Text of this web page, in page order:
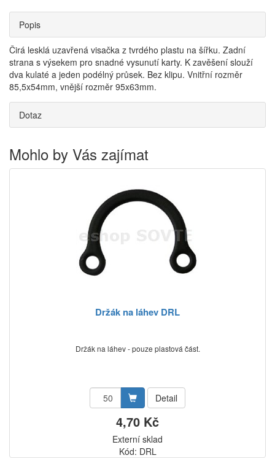
Popis
Čirá lesklá uzavřená visačka z tvrdého plastu na šířku. Zadní
strana s výsekem pro snadné vysunutí karty. K zavěšení slouží
dva kulaté a jeden podélný průsek. Bez klipu. Vnitřní rozměr
85,5x54mm, vnější rozměr 95x63mm.
Dotaz
Mohlo by Vás zajímat
Držák na láhev DRL
Držák na láhev - pouze plastová část.
Detail
4,70 Kč
Externí sklad
Kód: DRL